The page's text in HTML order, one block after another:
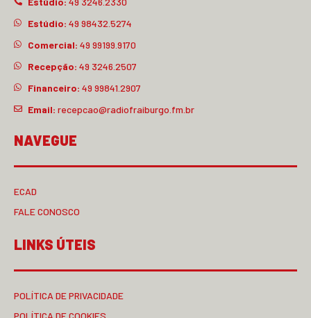
Estúdio: 49 98432.5274
Comercial: 49 99199.9170
Recepção: 49 3246.2507
Financeiro: 49 99841.2907
Email: recepcao@radiofraiburgo.fm.br
NAVEGUE
ECAD
FALE CONOSCO
LINKS ÚTEIS
POLÍTICA DE PRIVACIDADE
POLÍTICA DE COOKIES